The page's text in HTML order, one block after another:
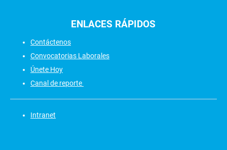
ENLACES RÁPIDOS
Contáctenos
Convocatorias Laborales
Únete Hoy
Canal de reporte
Intranet